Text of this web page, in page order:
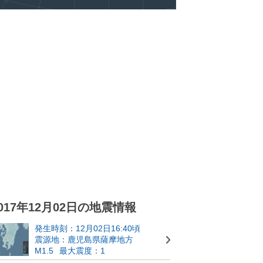
年12月02日の地震情報
発生時刻：12月02日16:40頃
震源地：鹿児島県薩摩地方
M1.5
最大震度：1